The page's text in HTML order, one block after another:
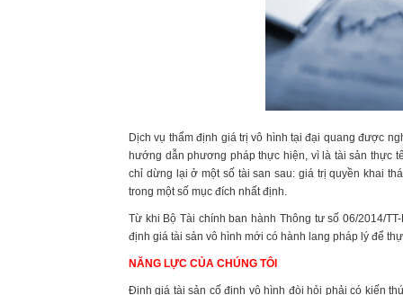
Dịch vụ thẩm định giá trị vô hình tại đại quang được
hướng dẫn phương pháp thực hiện, vì là tài sản thực
chỉ dừng lại ở một số tài san sau: giá trị quyền khai
trong một số mục đích nhất định.
Từ khi Bộ Tài chính ban hành Thông tư số 06/2014/
định giá tài sản vô hình mới có hành lang pháp lý để
NĂNG LỰC CỦA CHÚNG TÔI
Định giá tài sản cố định vô hình đòi hỏi phải có kiến